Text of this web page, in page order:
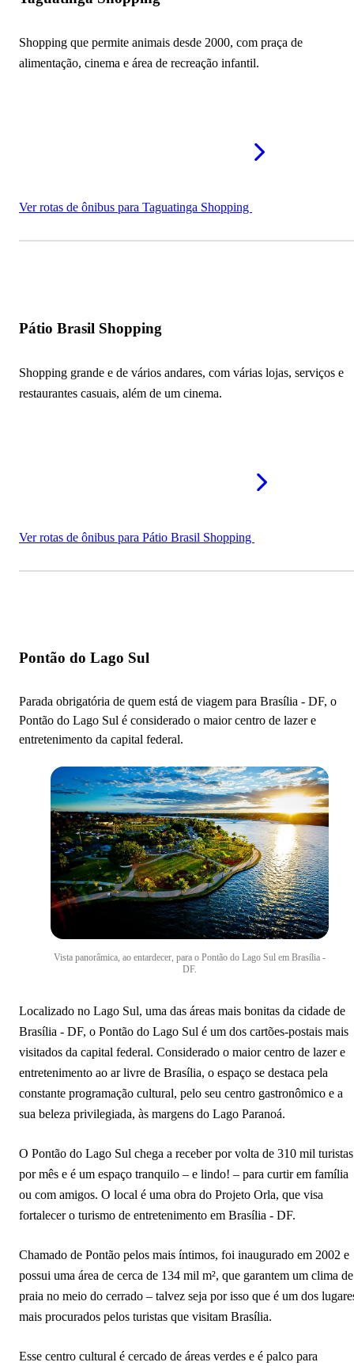
Shopping que permite animais desde 2000, com praça de
alimentação, cinema e área de recreação infantil.
Ver rotas de ônibus para Taguatinga Shopping
Pátio Brasil Shopping
Shopping grande e de vários andares, com várias lojas, serviços e
restaurantes casuais, além de um cinema.
Ver rotas de ônibus para Pátio Brasil Shopping
Pontão do Lago Sul
Parada obrigatória de quem está de viagem para Brasília - DF, o
Pontão do Lago Sul é considerado o maior centro de lazer e
entretenimento da capital federal.
Vista panorâmica, ao entardecer, para o Pontão do Lago Sul em Brasília -
DF.
Localizado no Lago Sul, uma das áreas mais bonitas da cidade de
Brasília - DF, o Pontão do Lago Sul é um dos cartões-postais mais
visitados da capital federal. Considerado o maior centro de lazer e
entretenimento ao ar livre de Brasília, o espaço se destaca pela
constante programação cultural, pelo seu centro gastronômico e a
sua beleza privilegiada, às margens do Lago Paranoá.
O Pontão do Lago Sul chega a receber por volta de 310 mil turistas
por mês e é um espaço tranquilo – e lindo! – para curtir em família
ou com amigos. O local é uma obra do Projeto Orla, que visa
fortalecer o turismo de entretenimento em Brasília - DF.
Chamado de Pontão pelos mais íntimos, foi inaugurado em 2002 e
possui uma área de cerca de 134 mil m², que garantem um clima de
praia no meio do cerrado – talvez seja por isso que é um dos
mais procurados pelos turistas que visitam Brasília.
Esse centro cultural é cercado de áreas verdes e é palco para